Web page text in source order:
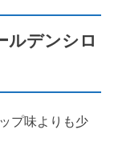
ルデンシロ
プ味よりも少